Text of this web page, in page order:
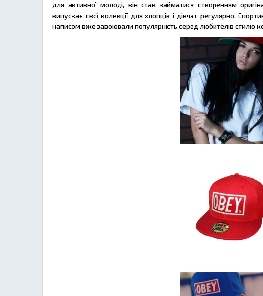
для активної молоді, він став займатися створенням
випускає свої колекції для хлопців і дівчат регулярно.
написом вже завоювали популярність серед любителів стилю